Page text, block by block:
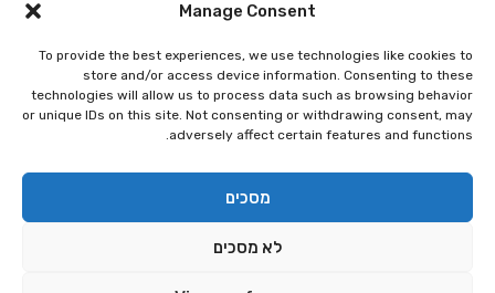
Manage Consent
To provide the best experiences, we use technologies like cookies to
store and/or access device information. Consenting to these
technologies will allow us to process data such as browsing behavior
or unique IDs on this site. Not consenting or withdrawing consent, may
adversely affect certain features and functions.
מסכים
לא מסכים